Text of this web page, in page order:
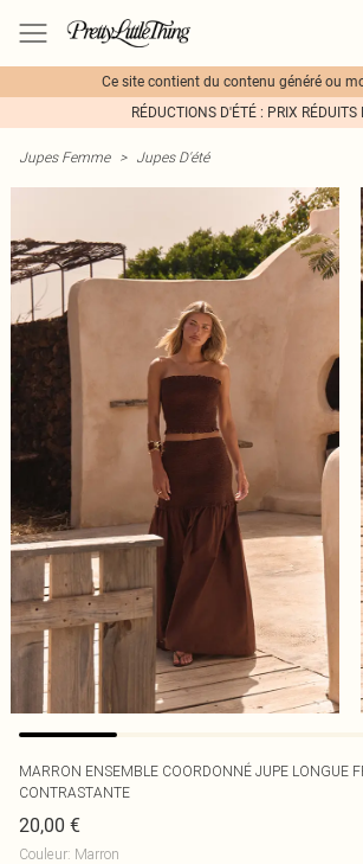
Ce site contient du contenu généré ou
RÉDUCTIONS D'ÉTÉ : PRIX RÉDUITS
Jupes Femme > Jupes D'été
MARRON ENSEMBLE COORDONNÉ JUPE LONGUE
CONTRASTANTE
20,00 €
Couleur: Marron